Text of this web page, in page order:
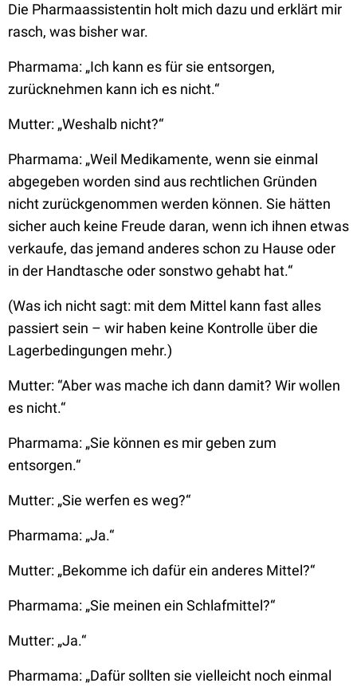
Die Pharmaassistentin holt mich dazu und erklärt mir
rasch, was bisher war.
Pharmama: „Ich kann es für sie entsorgen,
zurücknehmen kann ich es nicht.“
Mutter: „Weshalb nicht?“
Pharmama: „Weil Medikamente, wenn sie einmal
abgegeben worden sind aus rechtlichen Gründen
nicht zurückgenommen werden können. Sie hätten
sicher auch keine Freude daran, wenn ich ihnen etwas
verkaufe, das jemand anderes schon zu Hause oder
in der Handtasche oder sonstwo gehabt hat.“
(Was ich nicht sagt: mit dem Mittel kann fast alles
passiert sein – wir haben keine Kontrolle über die
Lagerbedingungen mehr.)
Mutter: “Aber was mache ich dann damit? Wir wollen
es nicht.“
Pharmama: „Sie können es mir geben zum
entsorgen.“
Mutter: „Sie werfen es weg?“
Pharmama: „Ja.“
Mutter: „Bekomme ich dafür ein anderes Mittel?“
Pharmama: „Sie meinen ein Schlafmittel?“
Mutter: „Ja.“
Pharmama: „Dafür sollten sie vielleicht noch einmal